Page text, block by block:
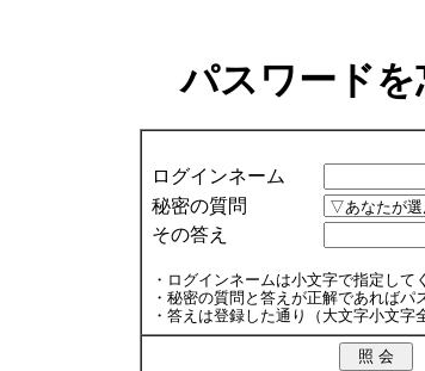
パスワードを
ログインネーム
秘密の質問
その答え
・ログインネームは小文字で指定して
・秘密の質問と答えが正解であればパ
・答えは登録した通り（大文字小文字